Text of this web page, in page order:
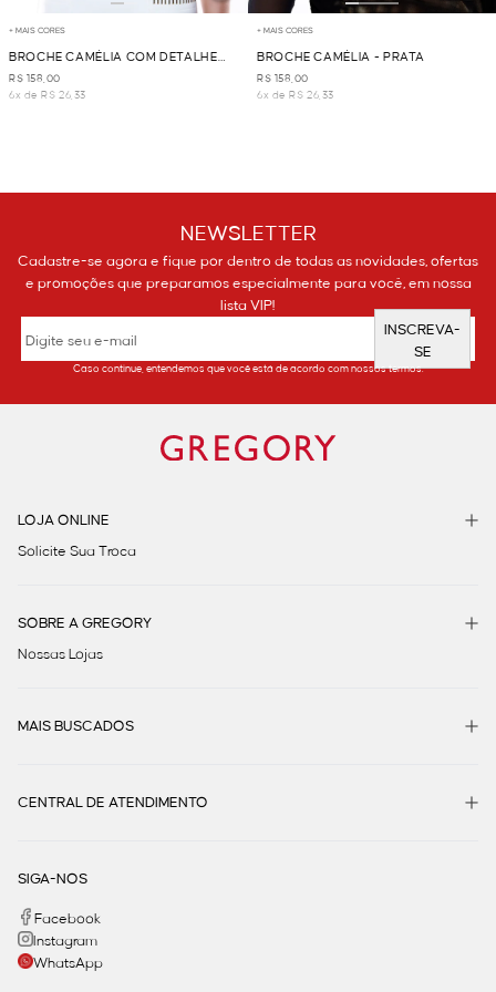
+ MAIS CORES
BROCHE CAMÉLIA COM DETALHE
RENDA - PRETO
R$ 158,00
6x de R$ 26,33
+ MAIS CORES
BROCHE CAMÉLIA - PRATA
R$ 158,00
6x de R$ 26,33
NEWSLETTER
Cadastre-se agora e fique por dentro de todas as novidades, ofertas
e promoções que preparamos especialmente para você, em nossa
lista VIP!
INSCREVA-
SE
Caso continue, entendemos que você está de acordo com nossos termos.
LOJA ONLINE
Solicite Sua Troca
SOBRE A GREGORY
Nossas Lojas
MAIS BUSCADOS
CENTRAL DE ATENDIMENTO
SIGA-NOS
Facebook
Instagram
WhatsApp